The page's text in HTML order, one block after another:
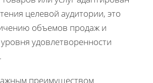
целевой аудитории, это
объемов продаж и
удовлетворенности
преимуществом